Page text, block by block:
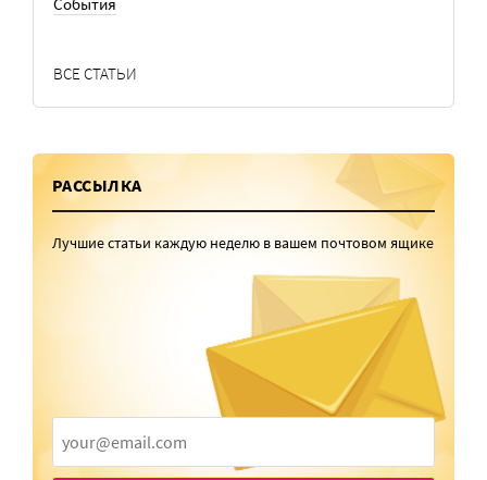
ВСЕ СТАТЬИ
РАССЫЛКА
Лучшие статьи каждую неделю в вашем почтовом ящике